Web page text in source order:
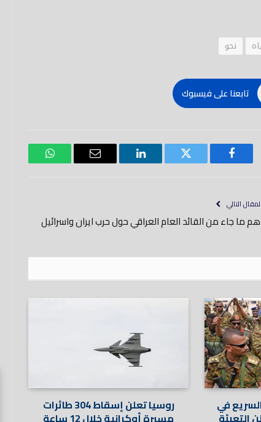
نحو
تابعنا على فيسبوك
فيسبوك تويتر لينكدود
بريد
واتساب
التالي
ما جاء من القائد العام العراقي حول حرب ايران واسرائيل
في
التعبئة
روسيا تعلن إسقاط 304 طائرات
مسيرة أوكرانية خلال 12 ساعة